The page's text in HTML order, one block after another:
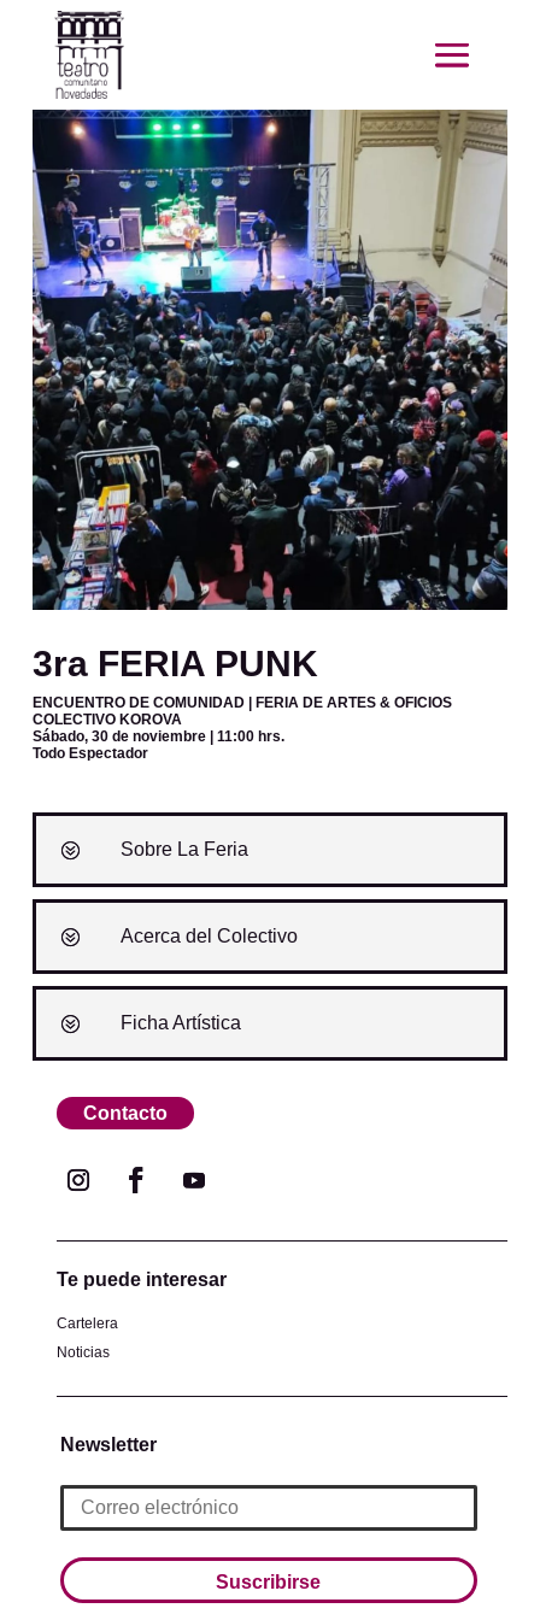
3ra FERIA PUNK
ENCUENTRO DE COMUNIDAD | FERIA DE ARTES & OFICIOS
COLECTIVO KOROVA
Sábado, 30 de noviembre| 11:00 hrs.
Todo Espectador
Sobre La Feria
Acerca del Colectivo
Ficha Artística
Contacto
Te puede interesar
Cartelera
Noticias
Newsletter
Suscribirse